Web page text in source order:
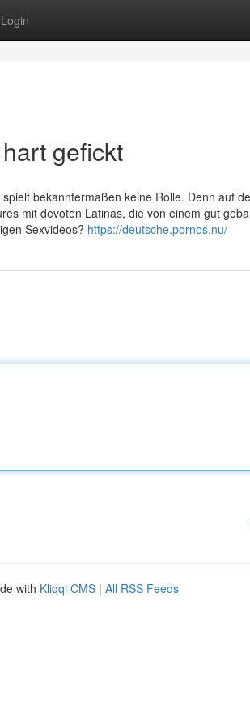
Login
gefickt
bekanntermaßen keine Rolle. Denn auf
mit devoten Latinas, die von einem gut
Sexvideos? https://deutsche.pornos.nu/
with Kliqqi CMS | All RSS Feeds